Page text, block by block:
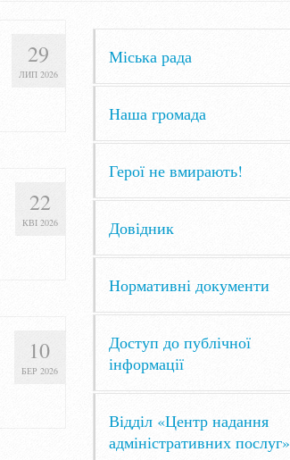
29
ЛИП 2026
22
КВІ 2026
10
БЕР 2026
Міська рада
Наша громада
Герої не вмирають!
Довідник
Нормативні документи
Доступ до публічної
інформації
Відділ «Центр надання
адміністративних послуг»